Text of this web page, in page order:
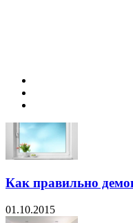
Как правильно
01.10.2015